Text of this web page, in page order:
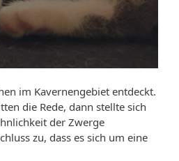
im Kavernengebiet entdeckt.
die Rede, dann stellte sich
der Zwerge
zu, dass es sich um eine